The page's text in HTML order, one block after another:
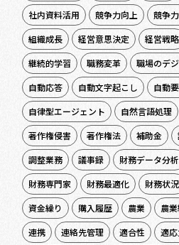
社内資料活用
競争力向上 競争
組織成長
経営意思決定 経営戦略
継続的学習
職務変革 職場のデ
自動応答
自動文字起こし 自動
自律型エージェント
自然言語処理
著作権侵害
著作権法 補助金
調整業務
議事録 財務データ分析
財務専門家
財務最適化 財務状況
資金繰り
購入履歴 農業 農
連携
連絡先管理 適合性 適